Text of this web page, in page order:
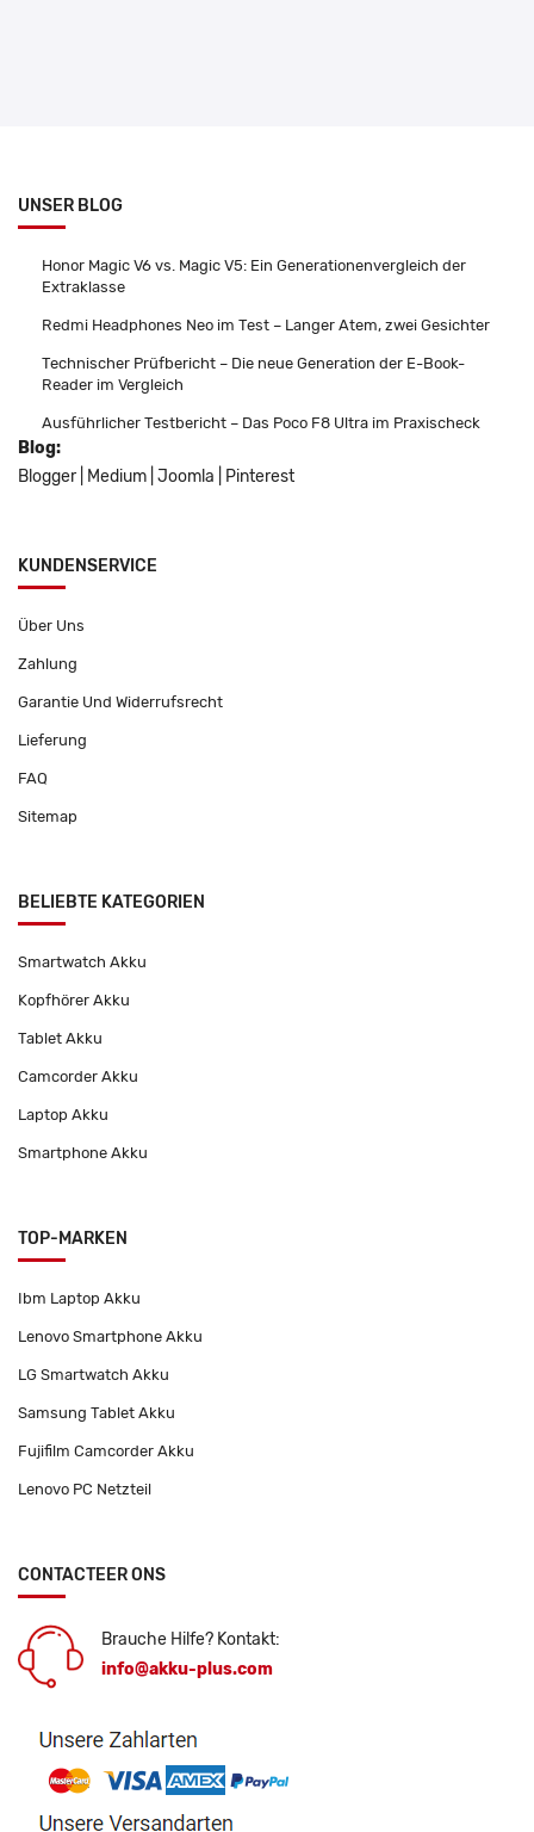
UNSER BLOG
Honor Magic V6 vs. Magic V5: Ein Generationenvergleich der
Extraklasse
Redmi Headphones Neo im Test – Langer Atem, zwei Gesichter
Technischer Prüfbericht – Die neue Generation der E-Book-
Reader im Vergleich
Ausführlicher Testbericht – Das Poco F8 Ultra im Praxischeck
Blog:
Blogger
Medium Joomla Pinterest
KUNDENSERVICE
Über Uns
Zahlung
Garantie Und Widerrufsrecht
Lieferung
FAQ
Sitemap
BELIEBTE KATEGORIEN
Smartwatch Akku
Kopfhörer Akku
Tablet Akku
Camcorder Akku
Laptop Akku
Smartphone Akku
TOP-MARKEN
Ibm Laptop Akku
Lenovo Smartphone Akku
LG Smartwatch Akku
Samsung Tablet Akku
Fujifilm Camcorder Akku
Lenovo PC Netzteil
CONTACTEER ONS
Brauche Hilfe? Kontakt:
info@akku-plus.com